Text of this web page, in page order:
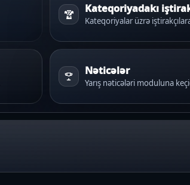
Kateqoriyadakı
Kateqoriyalar üzrə
Nəticələr
Yarış nəticələri moduluna